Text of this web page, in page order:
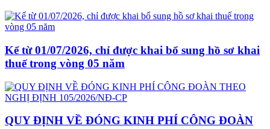
Kể từ 01/07/2026, chỉ được khai bổ sung hồ sơ khai
thuế trong vòng 05 năm
QUY ĐỊNH VỀ ĐÓNG KINH PHÍ CÔNG ĐOÀN